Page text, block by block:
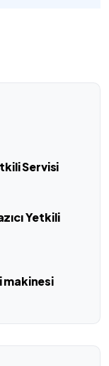
Servisi
Yetkili